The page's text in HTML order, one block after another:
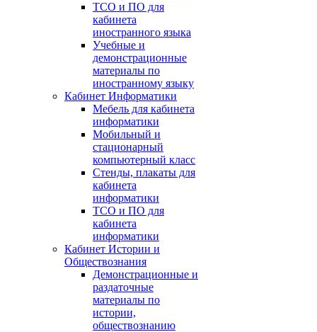
ТСО и ПО для
кабинета
иностранного языка
Учебные и
демонстрационные
материалы по
иностранному языку
Кабинет Информатики
Мебель для кабинета
информатики
Мобильный и
стационарный
компьютерный класс
Стенды, плакаты для
кабинета
информатики
ТСО и ПО для
кабинета
информатики
Кабинет Истории и
Обществознания
Демонстрационные и
раздаточные
материалы по
истории,
обществознанию